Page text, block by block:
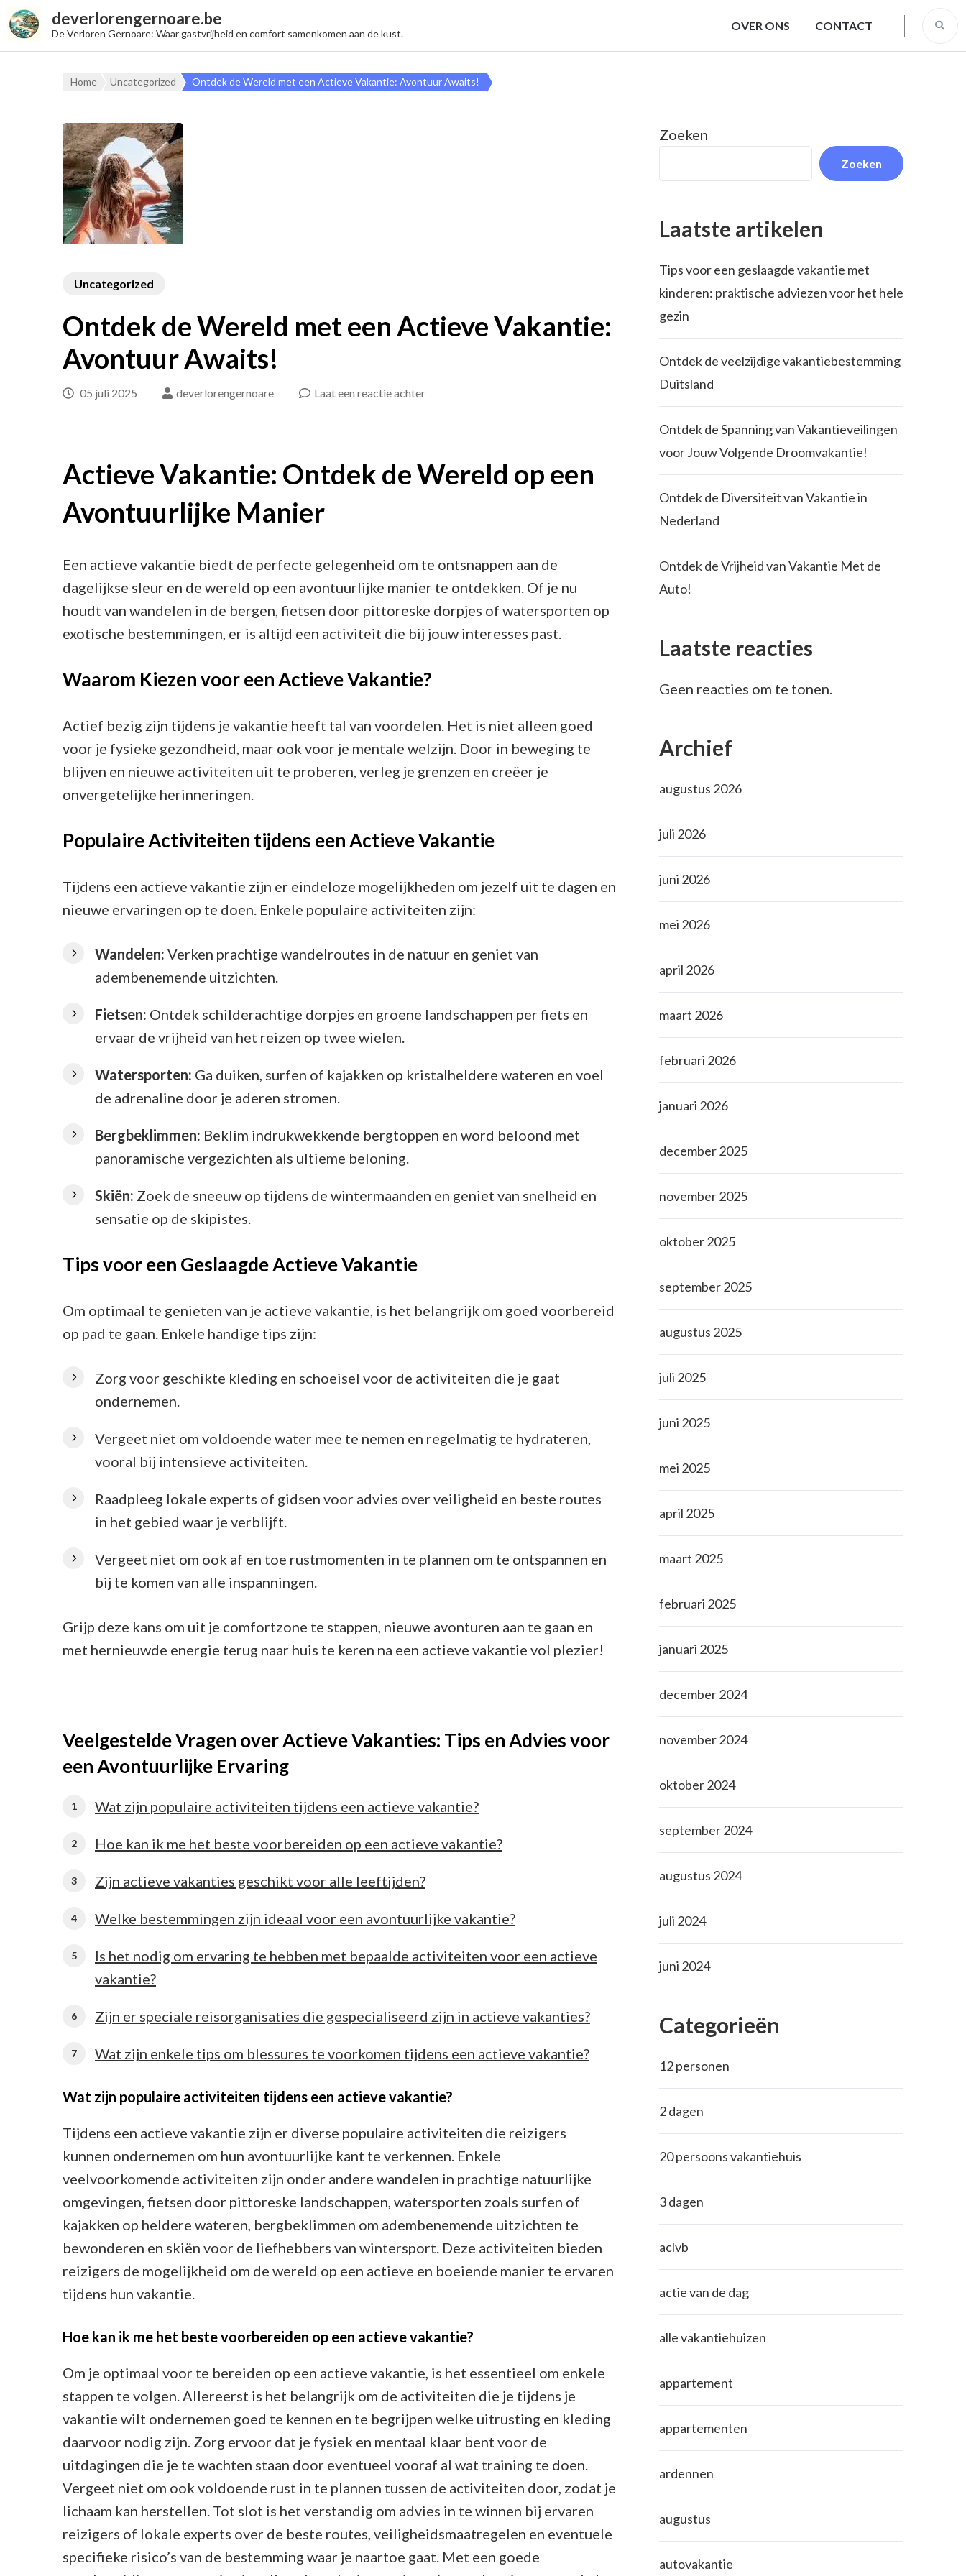
deverlorengernoare.be
De Verloren Gernoare: Waar gastvrijheid en comfort samenkomen aan de kust.
OVER ONS CONTACT
Home Uncategorized Ontdek de Wereld met een Actieve Vakantie: Avontuur Awaits!
Uncategorized
Ontdek de Wereld met een Actieve Vakantie:
Avontuur Awaits!
05 juli 2025 deverlorengernoare Laat een reactie achterop
Wereld
met
Actieve Vakantie: Ontdek de Wereld op een
Avontuurlijke Manier
Een actieve vakantie biedt de perfecte gelegenheid om te ontsnappen aan de
dagelijkse sleur en de wereld op een avontuurlijke manier te ontdekken. Of je nu
houdt van wandelen in de bergen, fietsen door pittoreske dorpjes of watersporten op
exotische bestemmingen, er is altijd een activiteit die bij jouw interesses past.
Waarom Kiezen voor een Actieve Vakantie?
Actief bezig zijn tijdens je vakantie heeft tal van voordelen. Het is niet alleen goed
voor je fysieke gezondheid, maar ook voor je mentale welzijn. Door in beweging te
blijven en nieuwe activiteiten uit te proberen, verleg je grenzen en creëer je
onvergetelijke herinneringen.
Populaire Activiteiten tijdens een Actieve Vakantie
Tijdens een actieve vakantie zijn er eindeloze mogelijkheden om jezelf uit te dagen en
nieuwe ervaringen op te doen. Enkele populaire activiteiten zijn:
Wandelen: Verken prachtige wandelroutes in de natuur en geniet van
adembenemende uitzichten.
Fietsen: Ontdek schilderachtige dorpjes en groene landschappen per fiets en
ervaar de vrijheid van het reizen op twee wielen.
Watersporten: Ga duiken, surfen of kajakken op kristalheldere wateren en voel
de adrenaline door je aderen stromen.
Bergbeklimmen: Beklim indrukwekkende bergtoppen en word beloond met
panoramische vergezichten als ultieme beloning.
Skiën: Zoek de sneeuw op tijdens de wintermaanden en geniet van snelheid en
sensatie op de skipistes.
Tips voor een Geslaagde Actieve Vakantie
Om optimaal te genieten van je actieve vakantie, is het belangrijk om goed voorbereid
op pad te gaan. Enkele handige tips zijn:
Zorg voor geschikte kleding en schoeisel voor de activiteiten die je gaat
ondernemen.
Vergeet niet om voldoende water mee te nemen en regelmatig te hydrateren,
vooral bij intensieve activiteiten.
Raadpleeg lokale experts of gidsen voor advies over veiligheid en beste routes
in het gebied waar je verblijft.
Vergeet niet om ook af en toe rustmomenten in te plannen om te ontspannen en
bij te komen van alle inspanningen.
Grijp deze kans om uit je comfortzone te stappen, nieuwe avonturen aan te gaan en
met hernieuwde energie terug naar huis te keren na een actieve vakantie vol plezier!
Veelgestelde Vragen over Actieve Vakanties: Tips en Advies voor
een Avontuurlijke Ervaring
Wat zijn populaire activiteiten tijdens een actieve vakantie?
Hoe kan ik me het beste voorbereiden op een actieve vakantie?
Zijn actieve vakanties geschikt voor alle leeftijden?
Welke bestemmingen zijn ideaal voor een avontuurlijke vakantie?
Is het nodig om ervaring te hebben met bepaalde activiteiten voor een actieve
vakantie?
Zijn er speciale reisorganisaties die gespecialiseerd zijn in actieve vakanties?
Wat zijn enkele tips om blessures te voorkomen tijdens een actieve vakantie?
Wat zijn populaire activiteiten tijdens een actieve vakantie?
Tijdens een actieve vakantie zijn er diverse populaire activiteiten die reizigers
kunnen ondernemen om hun avontuurlijke kant te verkennen. Enkele
veelvoorkomende activiteiten zijn onder andere wandelen in prachtige natuurlijke
omgevingen, fietsen door pittoreske landschappen, watersporten zoals surfen of
kajakken op heldere wateren, bergbeklimmen om adembenemende uitzichten te
bewonderen en skiën voor de liefhebbers van wintersport. Deze activiteiten bieden
reizigers de mogelijkheid om de wereld op een actieve en boeiende manier te ervaren
tijdens hun vakantie.
Hoe kan ik me het beste voorbereiden op een actieve vakantie?
Om je optimaal voor te bereiden op een actieve vakantie, is het essentieel om enkele
stappen te volgen. Allereerst is het belangrijk om de activiteiten die je tijdens je
vakantie wilt ondernemen goed te kennen en te begrijpen welke uitrusting en kleding
daarvoor nodig zijn. Zorg ervoor dat je fysiek en mentaal klaar bent voor de
uitdagingen die je te wachten staan door eventueel vooraf al wat training te doen.
Vergeet niet om ook voldoende rust in te plannen tussen de activiteiten door, zodat je
lichaam kan herstellen. Tot slot is het verstandig om advies in te winnen bij ervaren
reizigers of lokale experts over de beste routes, veiligheidsmaatregelen en eventuele
specifieke risico’s van de bestemming waar je naartoe gaat. Met een goede
Zoeken
Zoeken
Laatste artikelen
Tips voor een geslaagde vakantie met
kinderen: praktische adviezen voor het hele
gezin
Ontdek de veelzijdige vakantiebestemming
Duitsland
Ontdek de Spanning van Vakantieveilingen
voor Jouw Volgende Droomvakantie!
Ontdek de Diversiteit van Vakantie in
Nederland
Ontdek de Vrijheid van Vakantie Met de
Auto!
Laatste reacties
Geen reacties om te tonen.
Archief
augustus 2026
juli 2026
juni 2026
mei 2026
april 2026
maart 2026
februari 2026
januari 2026
december 2025
november 2025
oktober 2025
september 2025
augustus 2025
juli 2025
juni 2025
mei 2025
april 2025
maart 2025
februari 2025
januari 2025
december 2024
november 2024
oktober 2024
september 2024
augustus 2024
juli 2024
juni 2024
Categorieën
12 personen
2 dagen
20 persoons vakantiehuis
3 dagen
aclvb
actie van de dag
alle vakantiehuizen
appartement
appartementen
ardennen
augustus
autovakantie